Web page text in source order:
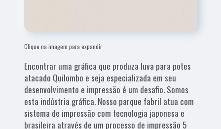
Clique na imagem para expandir
Encontrar uma gráfica que produza luva para potes
atacado Quilombo e seja especializada em seu
desenvolvimento e impressão é um desafio. Somos
esta indústria gráfica. Nosso parque fabril atua com
sistema de impressão com tecnologia japonesa e
brasileira através de um processo de impressão 5